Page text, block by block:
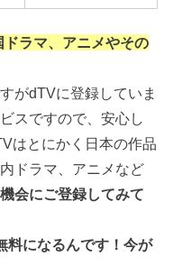
ラマ、アニメやその
がdTVに登録していま
スですので、安心し
はとにかく日本の作品
ドラマ、アニメなど
会にご登録してみて
料になるんです！今が